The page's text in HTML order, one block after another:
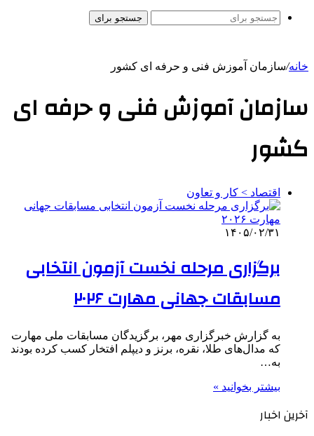
جستجو برای
خانه/سازمان آموزش فنی و حرفه ای کشور
سازمان آموزش فنی و حرفه ای
کشور
اقتصاد > کار و تعاون
۱۴۰۵/۰۲/۳۱
برگزاری مرحله نخست آزمون انتخابی
مسابقات جهانی مهارت ۲۰۲۶
به گزارش خبرگزاری مهر، برگزیدگان مسابقات ملی مهارت
که مدال‌های طلا، نقره، برنز و دیپلم افتخار کسب کرده بودند
به…
بیشتر بخوانید »
آخرین اخبار